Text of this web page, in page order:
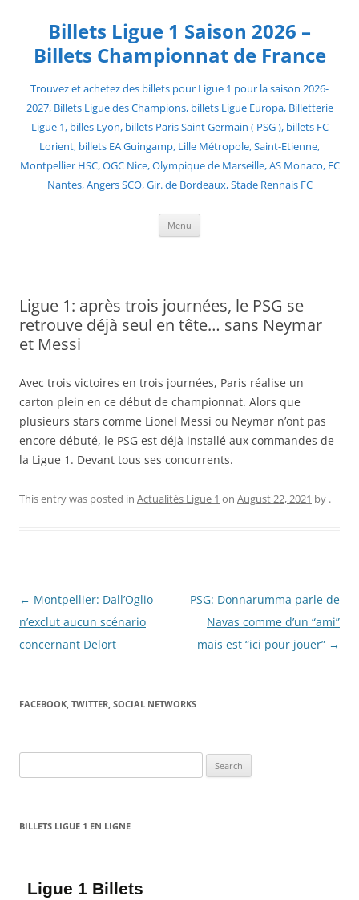
contentBillets Ligue 1 Saison 2026 –
Billets Championnat de France
Trouvez et achetez des billets pour Ligue 1 pour la saison 2026-
2027, Billets Ligue des Champions, billets Ligue Europa, Billetterie
Ligue 1, billes Lyon, billets Paris Saint Germain ( PSG ), billets FC
Lorient, billets EA Guingamp, Lille Métropole, Saint-Etienne,
Montpellier HSC, OGC Nice, Olympique de Marseille, AS Monaco, FC
Nantes, Angers SCO, Gir. de Bordeaux, Stade Rennais FC
Menu
Ligue 1: après trois journées, le PSG se
retrouve déjà seul en tête… sans Neymar
et Messi
Avec trois victoires en trois journées, Paris réalise un
carton plein en ce début de championnat. Alors que
plusieurs stars comme Lionel Messi ou Neymar n’ont pas
encore débuté, le PSG est déjà installé aux commandes de
la Ligue 1. Devant tous ses concurrents.
This entry was posted in Actualités Ligue 1 on August 22, 2021 by .
Post
navigation
← Montpellier: Dall’Oglio
n’exclut aucun scénario
concernant Delort
PSG: Donnarumma parle de
Navas comme d’un “ami”
mais est “ici pour jouer” →
FACEBOOK, TWITTER, SOCIAL NETWORKS
for:
BILLETS LIGUE 1 EN LIGNE